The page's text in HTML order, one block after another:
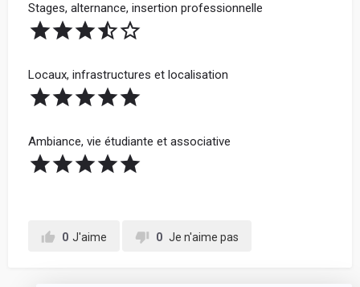
Stages, alternance, insertion professionnelle
Locaux, infrastructures et localisation
Ambiance, vie étudiante et associative
0 J'aime 0 Je n'aime pas